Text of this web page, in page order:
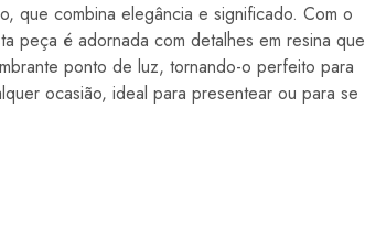
que combina elegância e significado. Com o
peça é adornada com detalhes em resina que
ponto de luz, tornando-o perfeito para
ocasião, ideal para presentear ou para se